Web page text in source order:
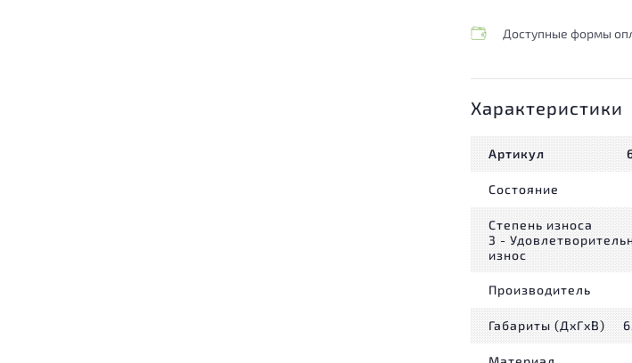
Доступные формы
Характеристики
Артикул
Состояние
Степень износа
3 -
износ
Производитель
Габариты (ДxГxВ)